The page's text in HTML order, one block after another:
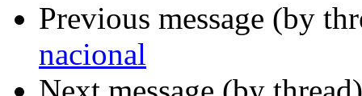
Previous message (by
nacional